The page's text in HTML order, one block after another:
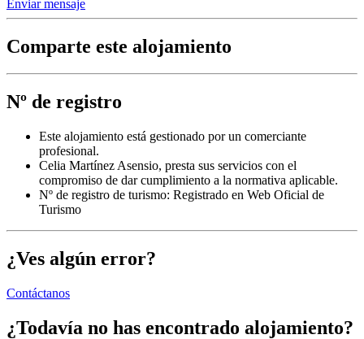
Enviar mensaje
Comparte este alojamiento
Nº de registro
Este alojamiento está gestionado por un comerciante
profesional.
Celia Martínez Asensio, presta sus servicios con el
compromiso de dar cumplimiento a la normativa aplicable.
Nº de registro de turismo: Registrado en Web Oficial de
Turismo
¿Ves algún error?
Contáctanos
¿Todavía no has encontrado alojamiento?